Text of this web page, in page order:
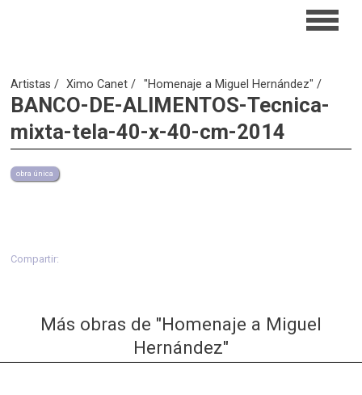
Artistas Ximo Canet "Homenaje a Miguel Hernández"
BANCO-DE-ALIMENTOS-Tecnica-
mixta-tela-40-x-40-cm-2014
obra única
Compartir:
Más obras de "Homenaje a Miguel
Hernández"